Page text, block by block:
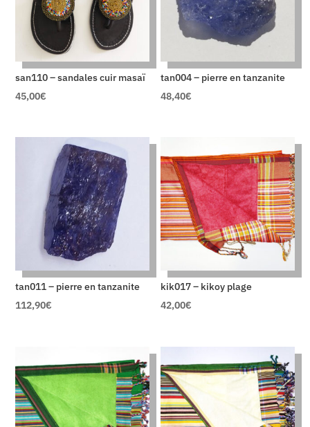
san110 – sandales cuir masaï
45,00€
tan004 – pierre en tanzanite
48,40€
tan011 – pierre en tanzanite
112,90€
kik017 – kikoy plage
42,00€